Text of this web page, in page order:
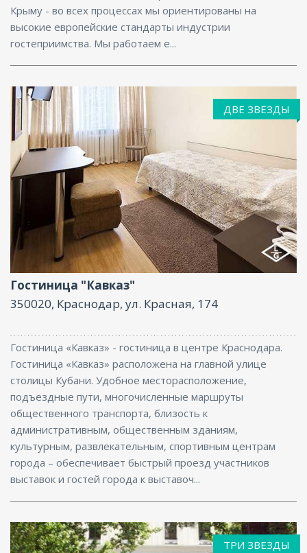
Крыму - во всех процессах мы ориентированы на
высокие европейские стандарты индустрии
гостеприимства. Мы работаем е...
Ресторан, Парковка, Интернет, Бизнес-центр
ДВЕ ЗВЕЗДЫ
Гостиница "Кавказ"
350020, Краснодар, ул. Красная, 174
Гостиница «Кавказ» - гостиница в центре Краснодара.
Гостиница «Кавказ» расположена на главной улице
столицы Кубани. Удобное месторасположение,
подъездные пути, многочисленные маршруты
общественного транспорта, близость к
административным, общественным зданиям,
культурным, развлекательным, спортивным центрам
города – обеспечивает быстрый проезд участников
выставок и гостей города к выставоч...
ТРИ ЗВЕЗДЫ